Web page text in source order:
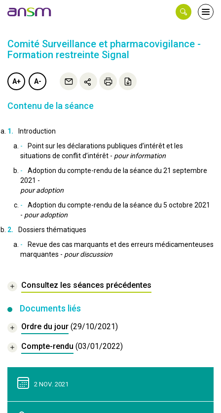
Comité Surveillance et pharmacovigilance -
Formation restreinte Signal
A+ A-
Contenu de la séance
Introduction
Point sur les déclarations publiques d’intérêt et les
situations de conflit d’intérêt - pour information
Adoption du compte-rendu de la séance du 21 septembre
2021 -
pour adoption
Adoption du compte-rendu de la séance du 5 octobre 2021
- pour adoption
Dossiers thématiques
Revue des cas marquants et des erreurs médicamenteuses
marquantes - pour discussion
Consultez les séances précédentes
Documents liés
Ordre du jour (29/10/2021)
Compte-rendu (03/01/2022)
2 NOV. 2021